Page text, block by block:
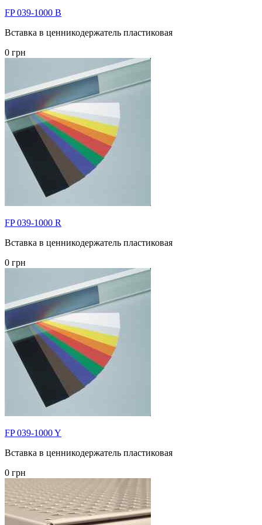
FP 039-1000 B
Вставка в ценникодержатель пластиковая
0 грн
FP 039-1000 R
Вставка в ценникодержатель пластиковая
0 грн
FP 039-1000 Y
Вставка в ценникодержатель пластиковая
0 грн